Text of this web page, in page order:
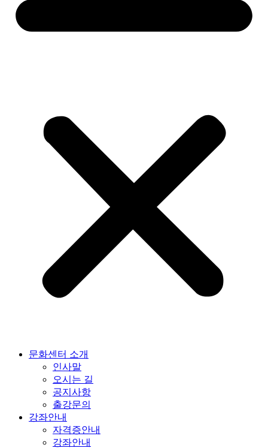
문화센터 소개
인사말
오시는 길
공지사항
출강문의
강좌안내
자격증안내
강좌안내